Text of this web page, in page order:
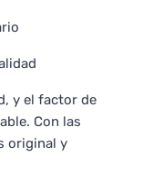
y el factor de
Con las
original y